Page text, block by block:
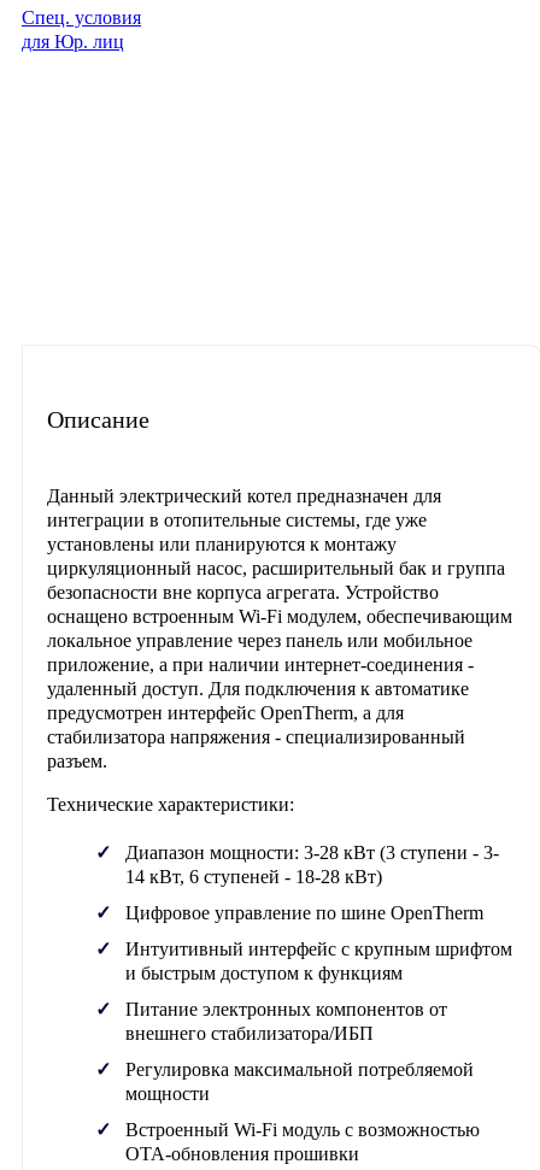
Спец. условия
для Юр. лиц
Описание
Данный электрический котел предназначен для
интеграции в отопительные системы, где уже
установлены или планируются к монтажу
циркуляционный насос, расширительный бак и группа
безопасности вне корпуса агрегата. Устройство
оснащено встроенным Wi-Fi модулем, обеспечивающим
локальное управление через панель или мобильное
приложение, а при наличии интернет-соединения -
удаленный доступ. Для подключения к автоматике
предусмотрен интерфейс OpenTherm, а для
стабилизатора напряжения - специализированный
разъем.
Технические характеристики:
Диапазон мощности: 3-28 кВт (3 ступени - 3-
14 кВт, 6 ступеней - 18-28 кВт)
Цифровое управление по шине OpenTherm
Интуитивный интерфейс с крупным шрифтом
и быстрым доступом к функциям
Питание электронных компонентов от
внешнего стабилизатора/ИБП
Регулировка максимальной потребляемой
мощности
Встроенный Wi-Fi модуль с возможностью
OTA-обновления прошивки